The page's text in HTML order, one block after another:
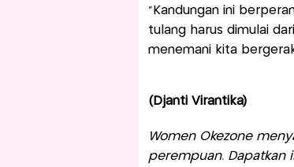
“Kandungan ini
tulang harus dimulai
menemani kita
(Djanti Virantika)
Women Okezone
perempuan. Dapatkan